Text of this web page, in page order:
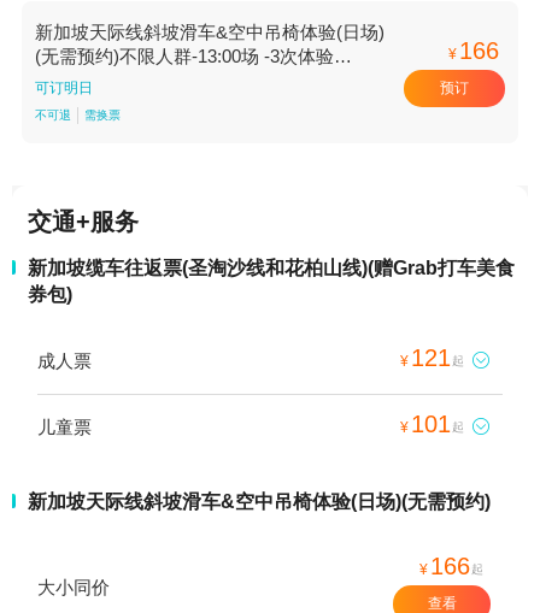
新加坡天际线斜坡滑车&空中吊椅体验(日场)
(无需预约)不限人群-13:00场 -3次体验
【13:00场 3次体验】
可订明日
不可退 需换票
¥ 166
预订
交通+服务
新加坡缆车往返票(圣淘沙线和花柏山线)(赠Grab打车美食
券包)
成人票 ¥ 121 起 
儿童票 ¥ 101 起 
新加坡天际线斜坡滑车&空中吊椅体验(日场)(无需预约)
大小同价
¥ 166起
查看